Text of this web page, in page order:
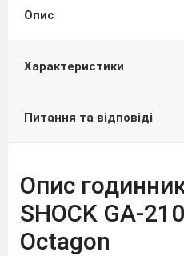
Опис
Характеристики
Питання та відповіді
Опис
SHOCK GA-
Octagon